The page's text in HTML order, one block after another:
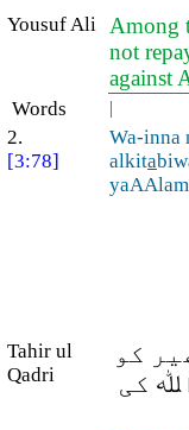
Yousuf Ali
Among
not
against
Words |
2.
[3:78]
Wa-inna
alkita
Tahir ul
Qadri
کو
کی